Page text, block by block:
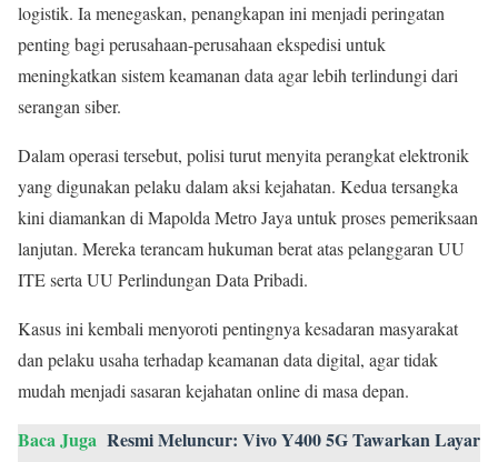
logistik. Ia menegaskan, penangkapan ini menjadi peringatan
penting bagi perusahaan-perusahaan ekspedisi untuk
meningkatkan sistem keamanan data agar lebih terlindungi dari
serangan siber.
Dalam operasi tersebut, polisi turut menyita perangkat elektronik
yang digunakan pelaku dalam aksi kejahatan. Kedua tersangka
kini diamankan di Mapolda Metro Jaya untuk proses pemeriksaan
lanjutan. Mereka terancam hukuman berat atas pelanggaran UU
ITE serta UU Perlindungan Data Pribadi.
Kasus ini kembali menyoroti pentingnya kesadaran masyarakat
dan pelaku usaha terhadap keamanan data digital, agar tidak
mudah menjadi sasaran kejahatan online di masa depan.
Baca Juga Resmi Meluncur: Vivo Y400 5G Tawarkan Layar